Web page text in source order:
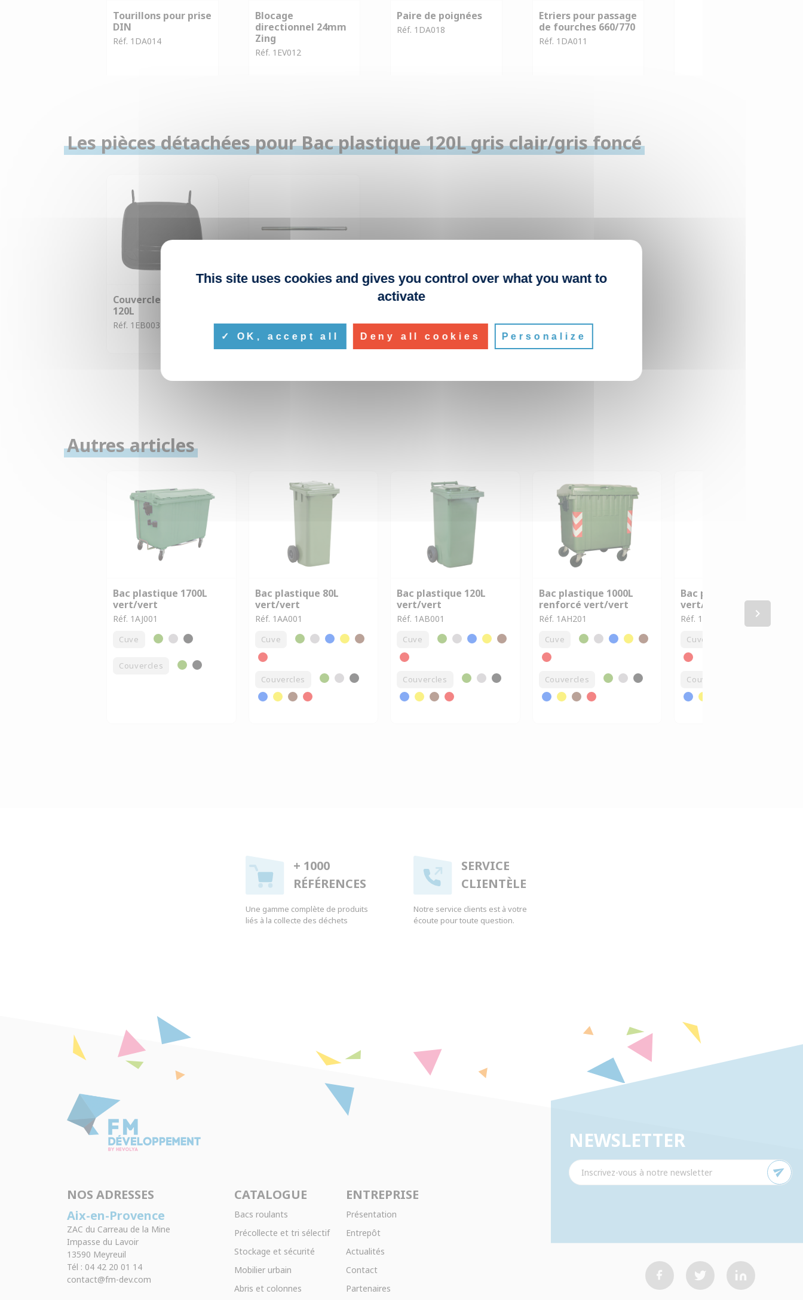
Tourillons pour prise
DIN
Réf. 1DA014
Blocage
directionnel 24mm
Zing
Réf. 1EV012
Paire de poignées
Réf. 1DA018
Etriers pour passage
de fourches 660/770
Réf. 1DA011
Les pièces détachées pour Bac plastique 120L gris clair/gris foncé
Couvercle gris foncé
120L
Réf. 1EB003 Réf. 1DA028
Autres articles
keyboard_arrow_right
Bac plastique 1700L
vert/vert
Réf. 1AJ001
Cuve
Couvercles
Bac plastique 80L
vert/vert
Réf. 1AA001
Cuve
Couvercles
Bac plastique 120L
vert/vert
Réf. 1AB001
Cuve
Couvercles
Bac plastique 1000L
renforcé vert/vert
Réf. 1AH201
Cuve
Couvercles
Bac plastique 240L
vert/vert
Réf. 1AD001
Cuve
Couvercles
+ 1000
RÉFÉRENCES
Une gamme complète de produits
liés à la collecte des déchets
SERVICE
CLIENTÈLE
Notre service clients est à votre
écoute pour toute question.
NOS ADRESSES
Aix-en-Provence
ZAC du Carreau de la Mine
Impasse du Lavoir
13590 Meyreuil
Tél : 04 42 20 01 14
contact@fm-dev.com
CATALOGUE
Bacs roulants
Précollecte et tri sélectif
Stockage et sécurité
Mobilier urbain
Abris et colonnes
ENTREPRISE
Présentation
Entrepôt
Actualités
Contact
Partenaires
NEWSLETTER
send
This site uses cookies and gives you control over what you want to
activate
OK, accept all Deny all cookies Personalize